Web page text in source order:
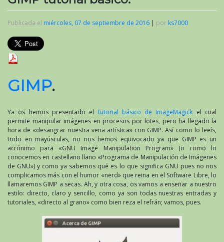
Publicada el miércoles, 07 de septiembre de 2016 | por ks7000
GIMP.
Ya os hemos presentado el tutorial básico de ImageMagick el cual
permite manipular imágenes en procesos por lotes, pero ha llegado la
hora de «desangrar nuestra vena artística» con GIMP. Así como lo leeís,
todo en mayúsculas, no nos hemos equivocado ya que GIMP es un
acrónimo para «GNU Image Manipulation Program» (o como lo
conocemos en castellano llano «Programa de Manipulación de Imágenes
de GNU») y como ya sabemos qué es lo que significa GNU pues no nos
complicamos más con el humor «nerd» que reina en el Software Libre, lo
llamaremos GIMP a secas. Ah, y otra cosa, os vamos a enseñar a nuestro
estilo: directo, claro y sencillo, como ya son todas nuestras entradas y
tutoriales, «directo al grano» como bien reza el refrán; vamos, pues.